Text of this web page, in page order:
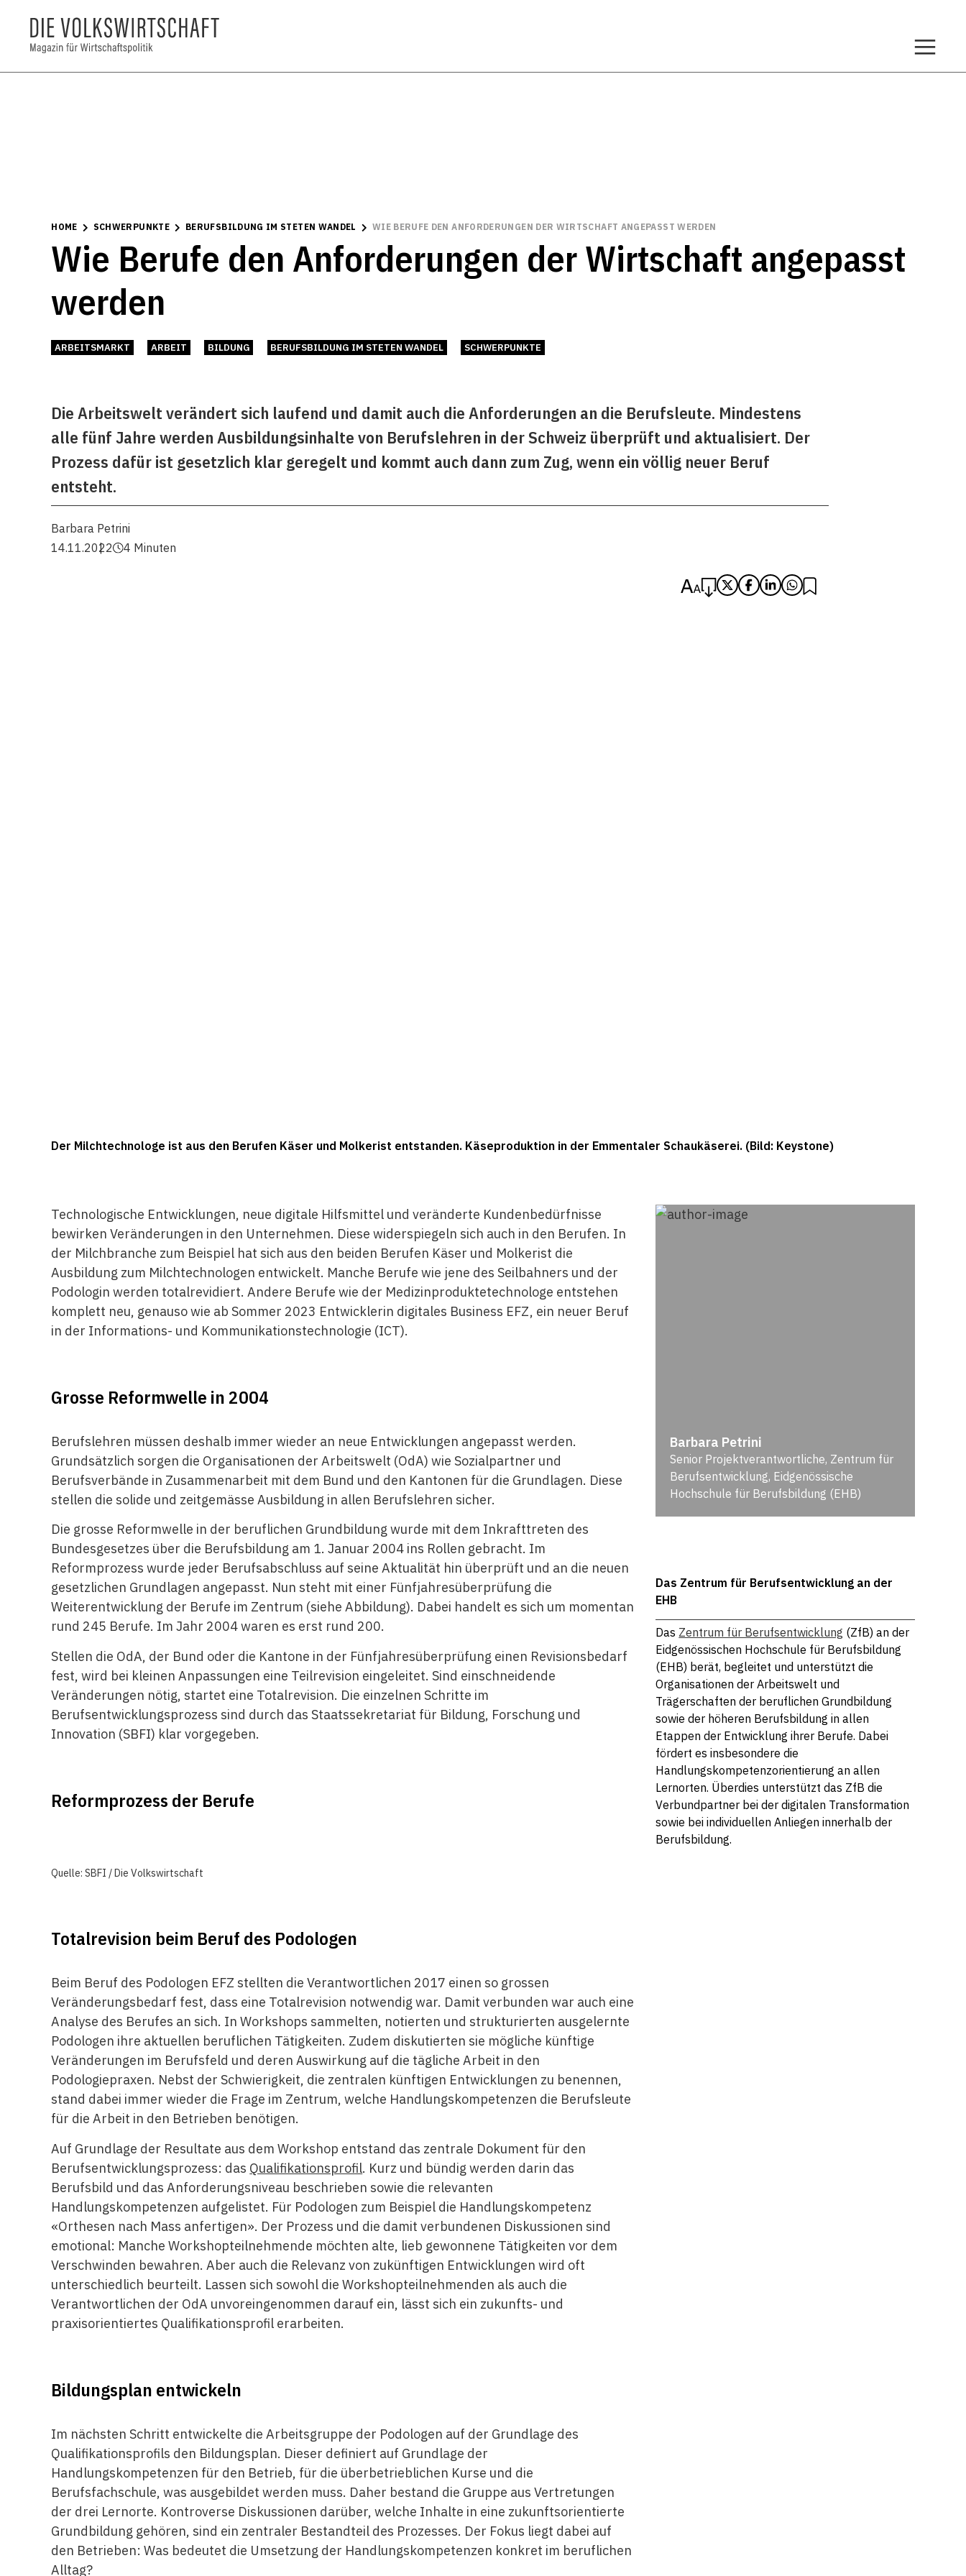
HOME SCHWERPUNKTE BERUFSBILDUNG IM STETEN WANDEL WIE BERUFE DEN ANFORDERUNGEN DER WIRTSCHAFT ANGEPASST WERDEN
Wie Berufe den Anforderungen der Wirtschaft angepasst
werden
ARBEITSMARKT ARBEIT BILDUNG BERUFSBILDUNG IM STETEN WANDEL SCHWERPUNKTE
Die Arbeitswelt verändert sich laufend und damit auch die Anforderungen an die Berufsleute. Mindestens
alle fünf Jahre werden Ausbildungsinhalte von Berufslehren in der Schweiz überprüft und aktualisiert. Der
Prozess dafür ist gesetzlich klar geregelt und kommt auch dann zum Zug, wenn ein völlig neuer Beruf
entsteht.
Barbara Petrini
14.11.2022
4 Minuten
Der Milchtechnologe ist aus den Berufen Käser und Molkerist entstanden. Käseproduktion in der Emmentaler Schaukäserei. (Bild: Keystone)
Technologische Entwicklungen, neue digitale Hilfsmittel und veränderte Kundenbedürfnisse
bewirken Veränderungen in den Unternehmen. Diese widerspiegeln sich auch in den Berufen. In
der Milchbranche zum Beispiel hat sich aus den beiden Berufen Käser und Molkerist die
Ausbildung zum Milchtechnologen entwickelt. Manche Berufe wie jene des Seilbahners und der
Podologin werden totalrevidiert. Andere Berufe wie der Medizinproduktetechnologe entstehen
komplett neu, genauso wie ab Sommer 2023 Entwicklerin digitales Business EFZ, ein neuer Beruf
in der Informations- und Kommunikationstechnologie (ICT).
Grosse Reformwelle in 2004
Berufslehren müssen deshalb immer wieder an neue Entwicklungen angepasst werden.
Grundsätzlich sorgen die Organisationen der Arbeitswelt (OdA) wie Sozialpartner und
Berufsverbände in Zusammenarbeit mit dem Bund und den Kantonen für die Grundlagen. Diese
stellen die solide und zeitgemässe Ausbildung in allen Berufslehren sicher.
Die grosse Reformwelle in der beruflichen Grundbildung wurde mit dem Inkrafttreten des
Bundesgesetzes über die Berufsbildung am 1. Januar 2004 ins Rollen gebracht. Im
Reformprozess wurde jeder Berufsabschluss auf seine Aktualität hin überprüft und an die neuen
gesetzlichen Grundlagen angepasst. Nun steht mit einer Fünfjahresüberprüfung die
Weiterentwicklung der Berufe im Zentrum (siehe Abbildung). Dabei handelt es sich um momentan
rund 245 Berufe. Im Jahr 2004 waren es erst rund 200.
Stellen die OdA, der Bund oder die Kantone in der Fünfjahresüberprüfung einen Revisionsbedarf
fest, wird bei kleinen Anpassungen eine Teilrevision eingeleitet. Sind einschneidende
Veränderungen nötig, startet eine Totalrevision. Die einzelnen Schritte im
Berufsentwicklungsprozess sind durch das Staatssekretariat für Bildung, Forschung und
Innovation (SBFI) klar vorgegeben.
Reformprozess der Berufe
Quelle: SBFI / Die Volkswirtschaft
Totalrevision beim Beruf des Podologen
Beim Beruf des Podologen EFZ stellten die Verantwortlichen 2017 einen so grossen
Veränderungsbedarf fest, dass eine Totalrevision notwendig war. Damit verbunden war auch eine
Analyse des Berufes an sich. In Workshops sammelten, notierten und strukturierten ausgelernte
Podologen ihre aktuellen beruflichen Tätigkeiten. Zudem diskutierten sie mögliche künftige
Veränderungen im Berufsfeld und deren Auswirkung auf die tägliche Arbeit in den
Podologiepraxen. Nebst der Schwierigkeit, die zentralen künftigen Entwicklungen zu benennen,
stand dabei immer wieder die Frage im Zentrum, welche Handlungskompetenzen die Berufsleute
für die Arbeit in den Betrieben benötigen.
Auf Grundlage der Resultate aus dem Workshop entstand das zentrale Dokument für den
Berufsentwicklungsprozess: das Qualifikationsprofil. Kurz und bündig werden darin das
Berufsbild und das Anforderungsniveau beschrieben sowie die relevanten
Handlungskompetenzen aufgelistet. Für Podologen zum Beispiel die Handlungskompetenz
«Orthesen nach Mass anfertigen». Der Prozess und die damit verbundenen Diskussionen sind
emotional: Manche Workshopteilnehmende möchten alte, lieb gewonnene Tätigkeiten vor dem
Verschwinden bewahren. Aber auch die Relevanz von zukünftigen Entwicklungen wird oft
unterschiedlich beurteilt. Lassen sich sowohl die Workshopteilnehmenden als auch die
Verantwortlichen der OdA unvoreingenommen darauf ein, lässt sich ein zukunfts- und
praxisorientiertes Qualifikationsprofil erarbeiten.
Bildungsplan entwickeln
Im nächsten Schritt entwickelte die Arbeitsgruppe der Podologen auf der Grundlage des
Qualifikationsprofils den Bildungsplan. Dieser definiert auf Grundlage der
Handlungskompetenzen für den Betrieb, für die überbetrieblichen Kurse und die
Berufsfachschule, was ausgebildet werden muss. Daher bestand die Gruppe aus Vertretungen
der drei Lernorte. Kontroverse Diskussionen darüber, welche Inhalte in eine zukunftsorientierte
Grundbildung gehören, sind ein zentraler Bestandteil des Prozesses. Der Fokus liegt dabei auf
den Betrieben: Was bedeutet die Umsetzung der Handlungskompetenzen konkret im beruflichen
Alltag?
Barbara Petrini
Senior Projektverantwortliche, Zentrum für
Berufsentwicklung, Eidgenössische
Hochschule für Berufsbildung (EHB)
Das Zentrum für Berufsentwicklung an der
EHB
Das Zentrum für Berufsentwicklung (ZfB) an der
Eidgenössischen Hochschule für Berufsbildung
(EHB) berät, begleitet und unterstützt die
Organisationen der Arbeitswelt und
Trägerschaften der beruflichen Grundbildung
sowie der höheren Berufsbildung in allen
Etappen der Entwicklung ihrer Berufe. Dabei
fördert es insbesondere die
Handlungskompetenzorientierung an allen
Lernorten. Überdies unterstützt das ZfB die
Verbundpartner bei der digitalen Transformation
sowie bei individuellen Anliegen innerhalb der
Berufsbildung.